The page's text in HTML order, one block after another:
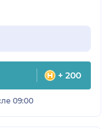
+ 200
09:00